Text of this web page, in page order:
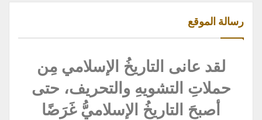
رسالة الموقع
لقد عانى التاريخُ الإسلامي مِن
حملاتِ التشويهِ والتحريف، حتى
أصبحَ التاريخُ الإسلاميُّ غَرَضًا